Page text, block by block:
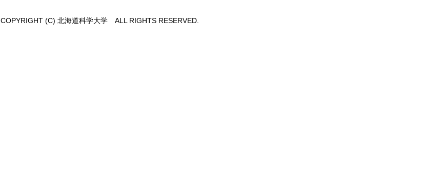
COPYRIGHT (C) 北海道科学大学 ALL RIGHTS RESERVED.